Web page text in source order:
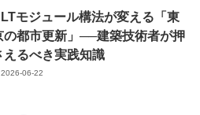
モジュール構法が変える「東
の都市更新」──建築技術者が押
えるべき実践知識
2026-06-22